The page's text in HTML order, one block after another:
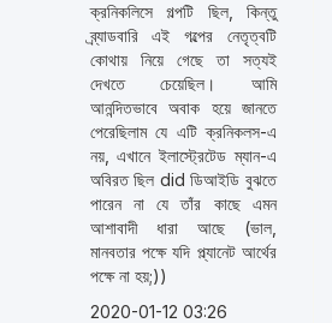
ক্রনিকলিসে গল্পটি ছিল, কিন্তু
ব্র্যাডবারি এই গল্পের নেতৃত্বটি
কোথায় নিয়ে গেছে তা সত্যই
দেখতে চেয়েছিল। আমি
আনন্দিতভাবে অবাক হয়ে জানতে
পেরেছিলাম যে এটি ক্রনিকলস-এ
নয়, এখানে ইলাস্ট্রেটেড ম্যান-এ
অবিরত ছিল did ডিআইডি বুঝতে
পারেন না যে তাঁর কাছে এমন
আশাবাদী ধারা আছে (ভাল,
মানবতার পক্ষে যদি প্ল্যানেট আর্থের
পক্ষে না হয়;))
2020-01-12 03:26